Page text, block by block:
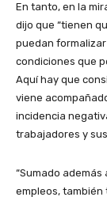
En tanto, en la
dijo que “tienen
puedan formalizar
condiciones que
Aquí hay que
viene
incidencia
trabajadores y
“Sumado
empleos,